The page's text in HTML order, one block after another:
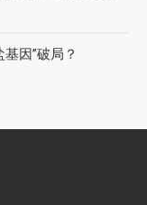
因”破局？